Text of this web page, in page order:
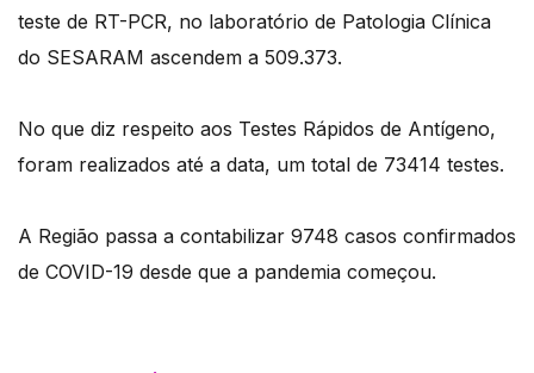
teste de RT-PCR, no laboratório de Patologia Clínica
do SESARAM ascendem a 509.373.
No que diz respeito aos Testes Rápidos de Antígeno,
foram realizados até a data, um total de 73414 testes.
A Região passa a contabilizar 9748 casos confirmados
de COVID-19 desde que a pandemia começou.